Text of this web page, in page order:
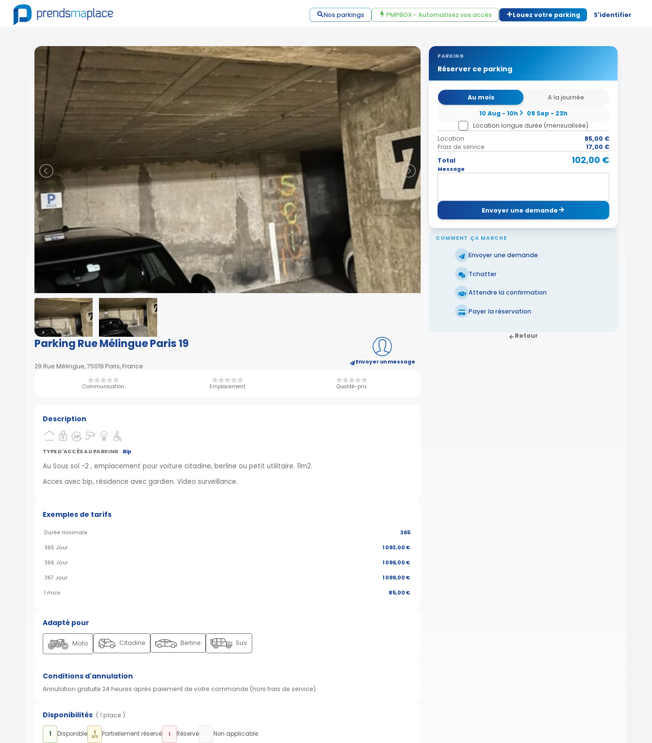
Nos parkings PMPBOX - Automatisez vos accès Louez votre parking S'identifier
Parking Rue Mélingue Paris 19
29 Rue Mélingue, 75019 Paris, France Envoyer un message
Communication Emplacement Qualité-prix
PARKING
Réserver ce parking
Au mois
A la journée
10 Aug - 10h
09 Sep - 23h
Location longue durée (mensualisée)
Location
85,00 €
Frais de service
17,00 €
Total
102,00 €
Message
Envoyer une demande
COMMENT ÇA MARCHE
Envoyer une demande
Tchatter
Attendre la confirmation
Payer la réservation
Retour
Description
TYPE D'ACCÈS AU PARKING Bip
Au Sous sol -2 , emplacement pour voiture citadine, berline ou petit utilitaire. 11m2.
Acces avec bip, résidence avec gardien. Video surveillance.
Exemples de tarifs
Durée minimale 365
365 Jour 1 093,00 €
366 Jour 1 096,00 €
367 Jour 1 099,00 €
1 mois 85,00 €
Adapté pour
Moto Citadine Berline Suv
Conditions d'annulation
Annulation gratuite 24 heures après paiement de votre commande (hors frais de service)
Disponibilités ( 1 place )
1 Disponible 1
2/3 Partiellement réservé 1 Réservé Non applicable